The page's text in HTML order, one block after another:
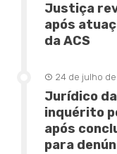
Justiça
após
da ACS
24 de julho
Jurídico da
inquérito
após
para